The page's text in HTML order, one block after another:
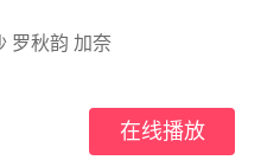
罗秋韵 加奈
在线播放